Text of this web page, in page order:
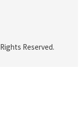
Reserved.